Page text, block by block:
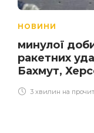
НОВИНИ
минулої
ракетних
Бахмут,
3 хвилин на